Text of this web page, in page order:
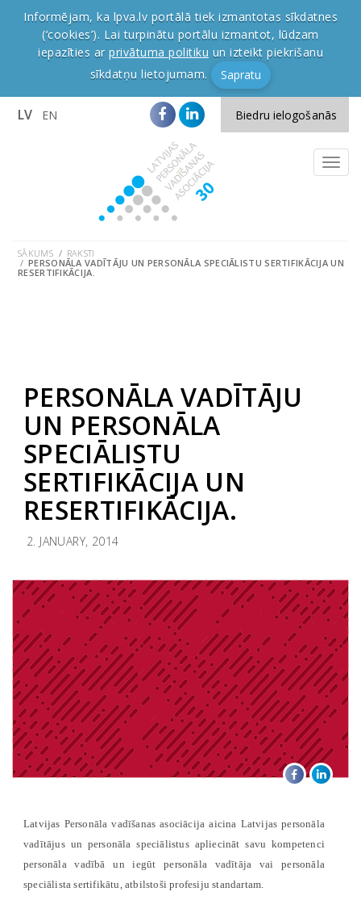
Informējam, ka lpva.lv portālā tiek izmantotas sīkdatnes
(‘cookies’). Lai turpinātu portālu izmantot, lūdzam
iepazīties ar privātuma politiku un izteikt piekrišanu
sīkdatņu lietojumam.
Sapratu
LV EN Biedru ielogošanās
SĀKUMS
RAKSTI
PERSONĀLA VADĪTĀJU UN PERSONĀLA SPECIĀLISTU SERTIFIKĀCIJA UN
RESERTIFIKĀCIJA.
PERSONĀLA VADĪTĀJU
UN PERSONĀLA
SPECIĀLISTU
SERTIFIKĀCIJA UN
RESERTIFIKĀCIJA.
2. JANUARY, 2014
Latvijas Personāla vadīšanas asociācija aicina Latvijas personāla
vadītājus un personāla speciālistus apliecināt savu kompetenci
personāla vadībā un iegūt personāla vadītāja vai personāla
speciālista sertifikātu, atbilstoši profesiju standartam.